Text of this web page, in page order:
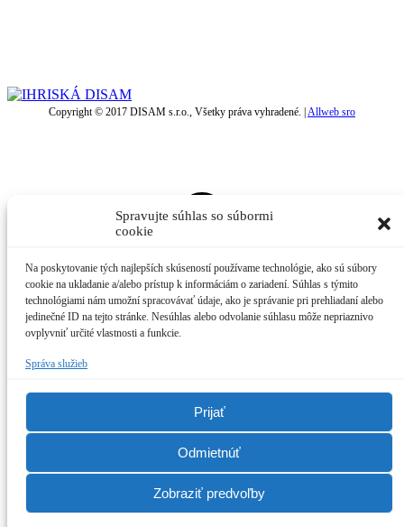
Spravujte súhlas so súbormi
cookie
Na poskytovanie tých najlepších skúseností používame technológie, ako sú súbory
cookie na ukladanie a/alebo prístup k informáciám o zariadení. Súhlas s týmito
technológiami nám umožní spracovávať údaje, ako je správanie pri prehliadaní alebo
jedinečné ID na tejto stránke. Nesúhlas alebo odvolanie súhlasu môže nepriaznivo
ovplyvniť určité vlastnosti a funkcie.
Správa služieb
Prijať
Odmietnúť
Zobraziť predvoľby
Copyright © 2017 DISAM s.r.o., Všetky práva vyhradené. |Allweb sro